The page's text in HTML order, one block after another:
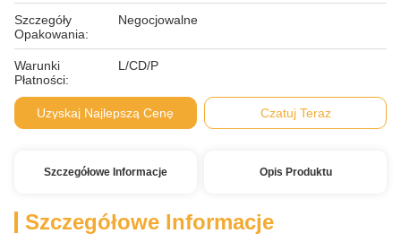
Szczegóły
Opakowania:
Negocjowalne
Warunki
Płatności:
L/CD/P
Uzyskaj Najlepszą Cenę Czatuj Teraz
Szczegółowe Informacje Opis Produktu
Szczegółowe Informacje